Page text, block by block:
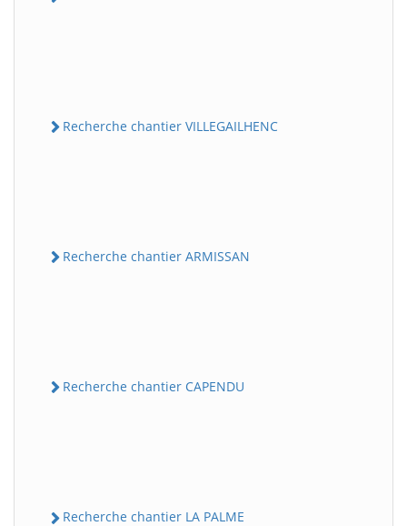
Recherche chantier VILLEGAILHENC
Recherche chantier ARMISSAN
Recherche chantier CAPENDU
Recherche chantier LA PALME